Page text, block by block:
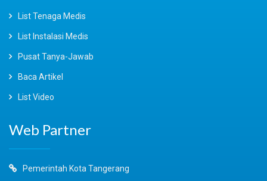
List Tenaga Medis
List Instalasi Medis
Pusat Tanya-Jawab
Baca Artikel
List Video
Web Partner
Pemerintah Kota Tangerang